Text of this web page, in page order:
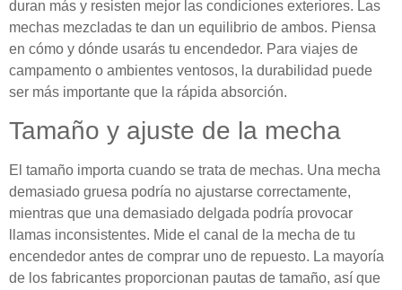
duran más y resisten mejor las condiciones exteriores. Las
mechas mezcladas te dan un equilibrio de ambos. Piensa
en cómo y dónde usarás tu encendedor. Para viajes de
campamento o ambientes ventosos, la durabilidad puede
ser más importante que la rápida absorción.
Tamaño y ajuste de la mecha
El tamaño importa cuando se trata de mechas. Una mecha
demasiado gruesa podría no ajustarse correctamente,
mientras que una demasiado delgada podría provocar
llamas inconsistentes. Mide el canal de la mecha de tu
encendedor antes de comprar uno de repuesto. La mayoría
de los fabricantes proporcionan pautas de tamaño, así que